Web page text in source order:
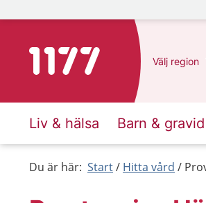
Till startsidan för 1177 Välj region
Liv & hälsa Barn & gravid
Du är här: Start Hitta vård